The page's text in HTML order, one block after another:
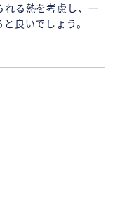
れる熱を考慮し、一
良いでしょう。